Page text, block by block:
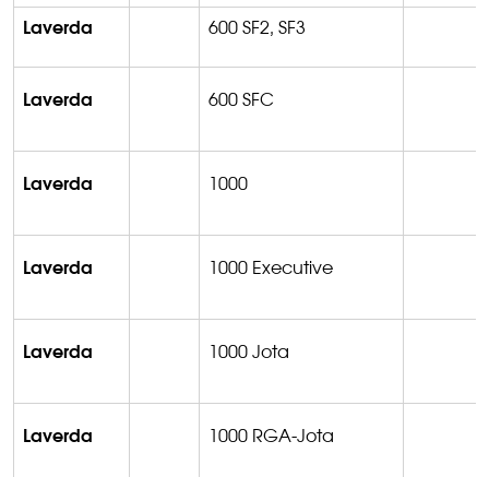
Laverda 600 SF2, SF3
Laverda 600 SFC
Laverda 1000
Laverda 1000 Executive
Laverda 1000 Jota
Laverda 1000 RGA-Jota